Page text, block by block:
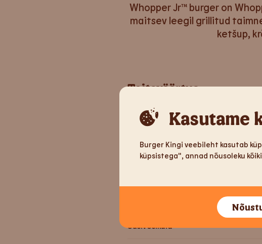
Kasutame
Burger Kingi veebileht kasutab
küpsistega", annad nõusoleku
Whopper Jr™ burger on
maitsev leegil grillitud
ketšup,
Toiteväärtus
Kaal
Energiat